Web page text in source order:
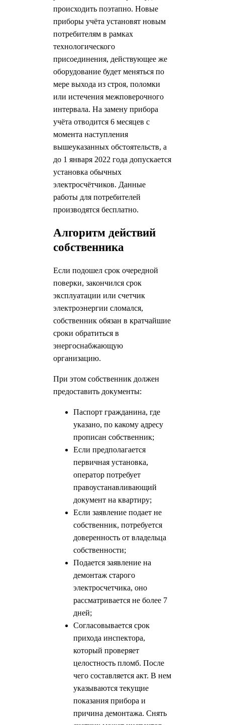
происходить поэтапно. Новые
приборы учёта установят новым
потребителям в рамках
технологического
присоединения, действующее же
оборудование будет меняться по
мере выхода из строя, поломки
или истечения межповерочного
интервала. На замену прибора
учёта отводится 6 месяцев с
момента наступления
вышеуказанных обстоятельств, а
до 1 января 2022 года допускается
установка обычных
электросчётчиков. Данные
работы для потребителей
производятся бесплатно.
Алгоритм действий
собственника
Если подошел срок очередной
поверки, закончился срок
эксплуатации или счетчик
электроэнергии сломался,
собственник обязан в кратчайшие
сроки обратиться в
энергоснабжающую
организацию.
При этом собственник должен
предоставить документы:
Паспорт гражданина, где
указано, по какому адресу
прописан собственник;
Если предполагается
первичная установка,
оператор потребует
правоустанавливающий
документ на квартиру;
Если заявление подает не
собственник, потребуется
доверенность от владельца
собственности;
Подается заявление на
демонтаж старого
электросчетчика, оно
рассматривается не более 7
дней;
Согласовывается срок
прихода инспектора,
который проверяет
целостность пломб. После
чего составляется акт. В нем
указываются текущие
показания прибора и
причина демонтажа. Снять